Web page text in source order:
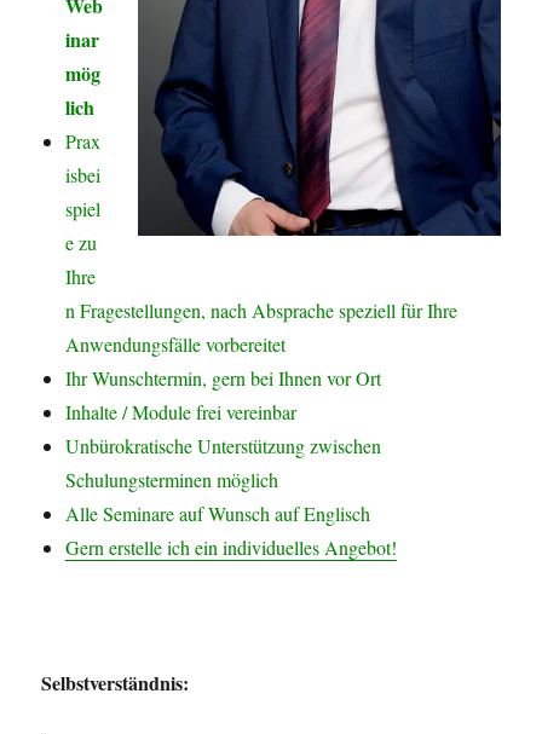
inar
mög
lich
Prax
isbei
spiel
e zu
Ihre
n Fragestellungen, nach Absprache speziell für Ihre
Anwendungsfälle vorbereitet
Ihr Wunschtermin, gern bei Ihnen vor Ort
Inhalte / Module frei vereinbar
Unbürokratische Unterstützung zwischen
Schulungsterminen möglich
Alle Seminare auf Wunsch auf Englisch
Gern erstelle ich ein individuelles Angebot!
Selbstverständnis: